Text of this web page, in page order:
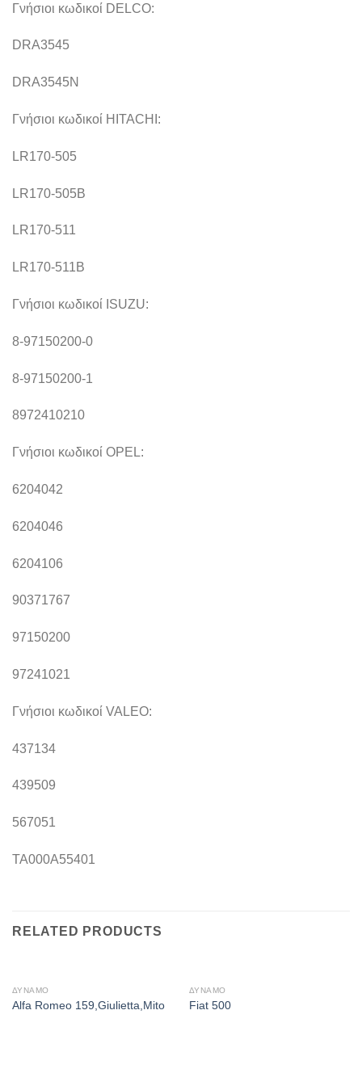
Γνήσιοι κωδικοί DELCO:
DRA3545
DRA3545N
Γνήσιοι κωδικοί HITACHI:
LR170-505
LR170-505B
LR170-511
LR170-511B
Γνήσιοι κωδικοί ISUZU:
8-97150200-0
8-97150200-1
8972410210
Γνήσιοι κωδικοί OPEL:
6204042
6204046
6204106
90371767
97150200
97241021
Γνήσιοι κωδικοί VALEO:
437134
439509
567051
TA000A55401
RELATED PRODUCTS
ΔΥΝΑΜΟ
Alfa Romeo 159,Giulietta,Mito
ΔΥΝΑΜΟ
Fiat 500